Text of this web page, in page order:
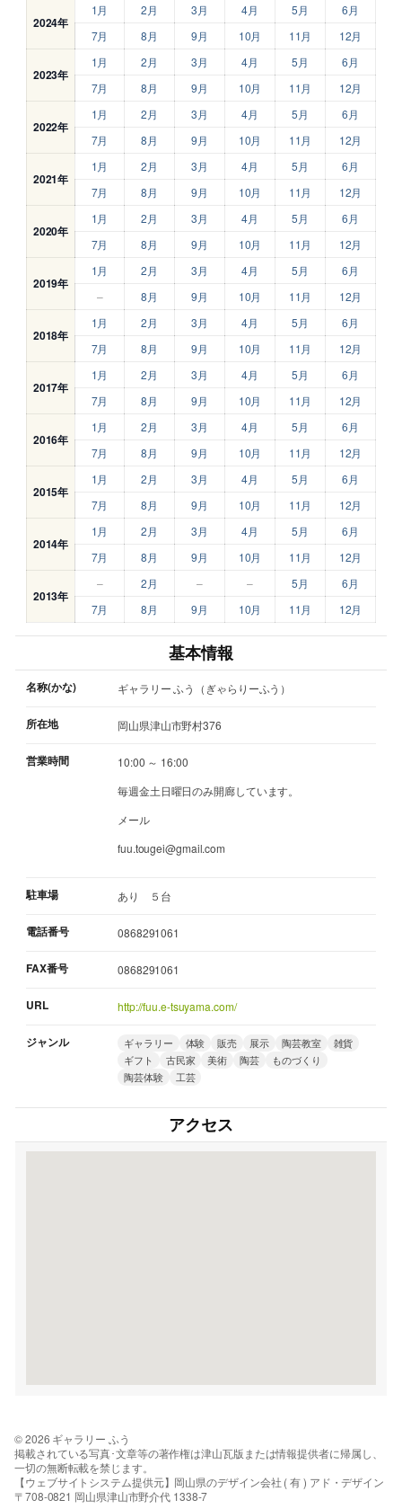
2024年
1月 2月 3月 4月 5月
6月
7月
8月 9月 10月 11月 12月
2023年
1月 2月 3月 4月 5月
6月
7月
8月 9月 10月 11月 12月
2022年
1月 2月 3月 4月 5月
6月
7月
8月 9月 10月 11月 12月
2021年
1月 2月 3月 4月 5月
6月
7月
8月 9月 10月 11月 12月
2020年
1月 2月 3月 4月 5月
6月
7月
8月 9月 10月 11月 12月
2019年
1月 2月 3月 4月 5月
6月
–
8月 9月 10月 11月 12月
2018年
1月 2月 3月 4月 5月
6月
7月
8月 9月 10月 11月 12月
2017年
1月 2月 3月 4月 5月
6月
7月
8月 9月 10月 11月 12月
2016年
1月 2月 3月 4月 5月
6月
7月
8月 9月 10月 11月 12月
2015年
1月 2月 3月 4月 5月
6月
7月
8月 9月 10月 11月 12月
2014年
1月 2月 3月 4月 5月
6月
7月
8月 9月 10月 11月 12月
2013年
– 2月 – – 5月
6月
7月
8月 9月 10月 11月 12月
基本情報
名称(かな) ギャラリー ふう（ぎゃらりーふう）
所在地 岡山県津山市野村376
営業時間
10:00 ～ 16:00
毎週金土日曜日のみ開廊しています。
メール
fuu.tougei@gmail.com
駐車場 あり ５台
電話番号 0868291061
FAX番号 0868291061
URL http://fuu.e-tsuyama.com/
ジャンル ギャラリー 体験 販売 展示 陶芸教室
雑貨
ギフト
古民家 美術 陶芸
ものづくり
陶芸体験
工芸
アクセス
© 2026 ギャラリー ふう
掲載されている写真･文章等の著作権は津山瓦版または情報提供者に帰属し、
一切の無断転載を禁じます。
【ウェブサイトシステム提供元】岡山県のデザイン会社 ( 有 ) アド・デザイン
〒708-0821 岡山県津山市野介代 1338-7